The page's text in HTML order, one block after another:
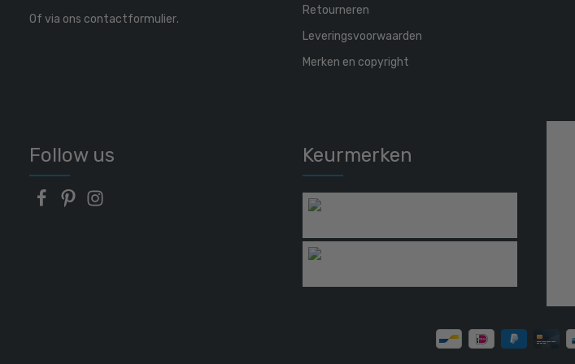
Follow us Keurmerken
Of via ons contactformulier.
Retourneren
Leveringsvoorwaarden
Merken en copyright